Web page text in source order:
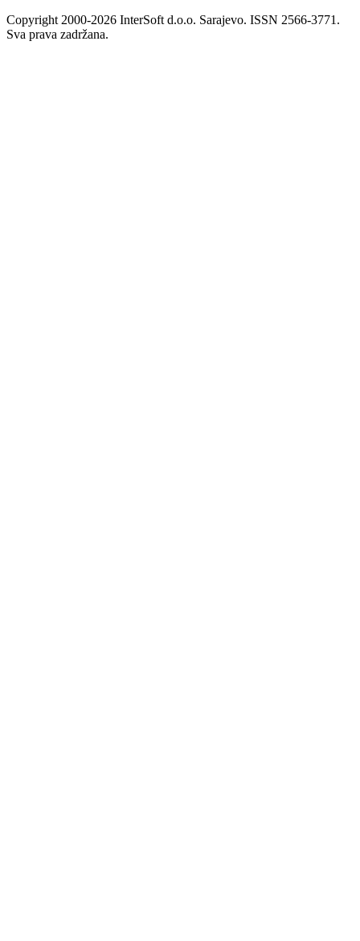
Copyright 2000-2026 InterSoft d.o.o. Sarajevo. ISSN 2566-3771.
Sva prava zadržana.